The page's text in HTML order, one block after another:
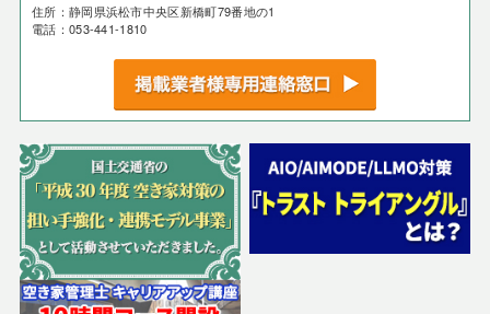
住所：静岡県浜松市中央区新橋町79番地の1
電話：053-441-1810